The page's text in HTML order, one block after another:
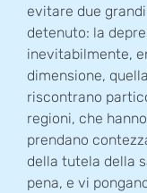
evitare due
detenuto: la
inevitabilmente,
dimensione,
riscontrano
regioni, che
prendano
della tutela della
pena, e vi